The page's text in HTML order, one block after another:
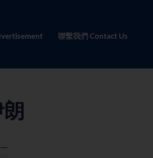
聯繫我們 Contact Us